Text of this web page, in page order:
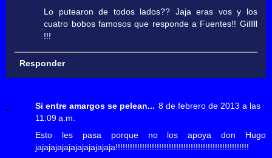
Lo putearon de todos lados?? Jaja eras vos y los
cuatro bobos famosos que responde a Fuentes!! Gilllll
!!!
Responder
Si entre amargos se pelean... 8 de febrero de 2013 a las
11:09 a.m.
Esto les pasa porque no los apoya don Hugo
jajajajajajajajajajajaja!!!!!!!!!!!!!!!!!!!!!!!!!!!!!!!!!!!!!!!!!!!!!!!!!!!!!!!